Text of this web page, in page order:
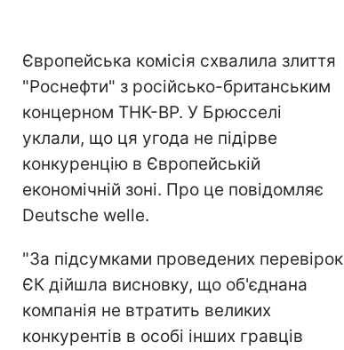
Європейська комісія схвалила злиття
"Роснефти" з російсько-британським
концерном TНК-BP. У Брюсселі
уклали, що ця угода не підірве
конкуренцію в Європейській
економічній зоні. Про це повідомляє
Deutsche welle.
"За підсумками проведених перевірок
ЄК дійшла висновку, що об'єднана
компанія не втратить великих
конкурентів в особі інших гравців